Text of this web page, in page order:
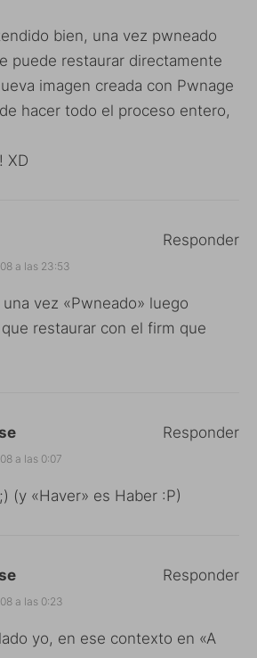
bien, una vez pwneado
puede restaurar directamente
imagen creada con Pwnage
hacer todo el proceso entero,
XD
a las 23:53
vez «Pwneado» luego
restaurar con el firm que
Responder
a las 0:07
(y «Haver» es Haber :P)
Responder
a las 0:23
yo, en ese contexto en «A
Responder